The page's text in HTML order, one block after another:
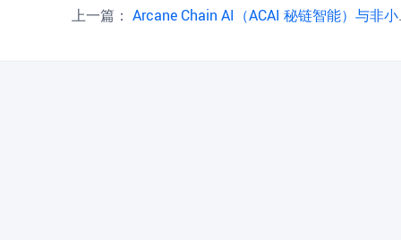
上一篇： Arcane Chain AI（ACAI 秘链智能）与非小号达成战略生态合作公告